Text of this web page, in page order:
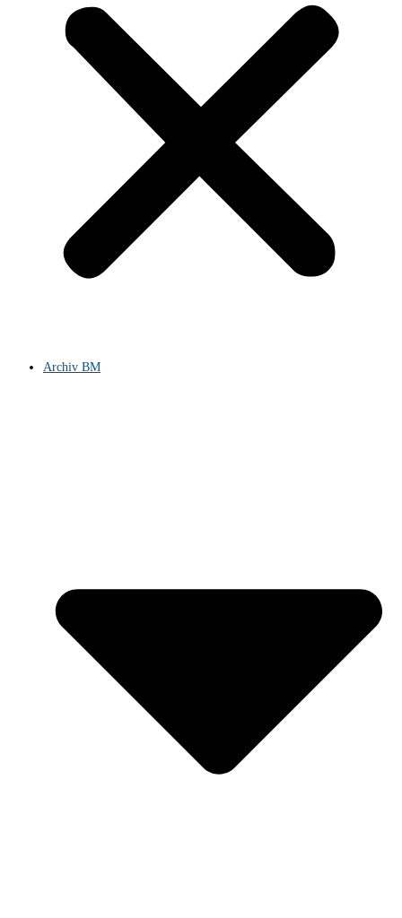
Archiv BM